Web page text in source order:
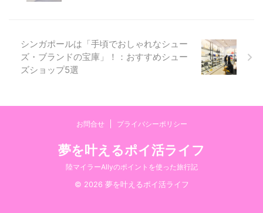
シンガポールは「手頃でおしゃれなシュー
ズ・ブランドの宝庫」！：おすすめシュー
ズショップ5選
お問合せ プライバシーポリシー
夢を叶えるポイ活ライフ
陸マイラーAllyのポイントを使った旅行記
© 2026 夢を叶えるポイ活ライフ